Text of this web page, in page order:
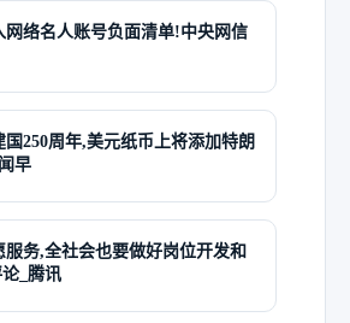
网络名人账号负面清单!中央网信
国250周年,美元纸币上将添加特朗
早
服务,全社会也要做好岗位开发和
_腾讯